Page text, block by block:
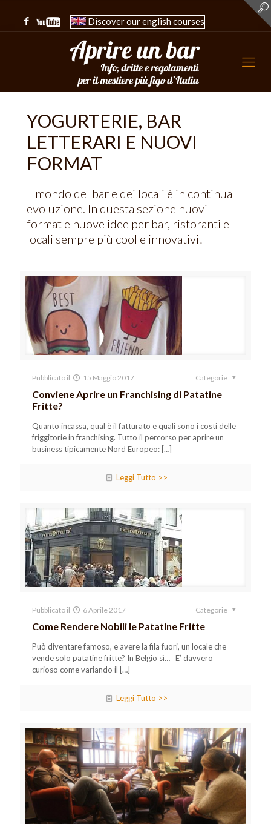
Discover our english courses
YOGURTERIE, BAR
LETTERARI E NUOVI
FORMAT
Il mondo del bar e dei locali è in continua
evoluzione. In questa sezione nuovi
format e nuove idee per bar, ristoranti e
locali sempre più cool e innovativi!
Pubblicato il 15 Maggio 2017 Categorie
Conviene Aprire un Franchising di Patatine
Fritte?
Quanto incassa, qual è il fatturato e quali sono i costi delle
friggitorie in franchising. Tutto il percorso per aprire un
business tipicamente Nord Europeo: […]
Leggi Tutto >>
Pubblicato il 6 Aprile 2017 Categorie
Come Rendere Nobili le Patatine Fritte
Può diventare famoso, e avere la fila fuori, un locale che
vende solo patatine fritte? In Belgio sì… E’ davvero
curioso come variando il […]
Leggi Tutto >>